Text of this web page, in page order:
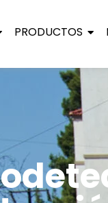
PRODUCTOS